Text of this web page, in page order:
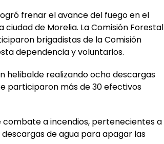
frenar el avance del fuego en el
de Morelia. La Comisión Forestal
brigadistas de la Comisión
dependencia y voluntarios.
helibalde realizando ocho descargas
participaron más de 30 efectivos
a incendios, pertenecientes a
de agua para apagar las